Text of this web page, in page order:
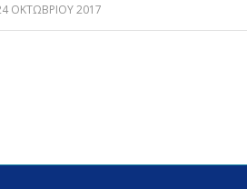
ΟΚΤΩΒΡΊΟΥ 2017